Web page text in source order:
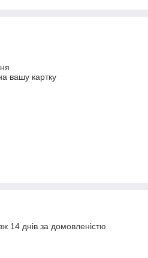
вашу картку
14 днів за домовленістю